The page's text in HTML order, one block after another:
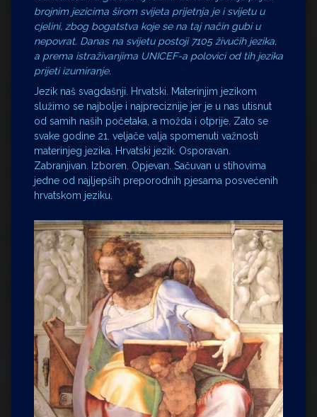
brojnim jezicima širom svijeta prijetnja je i svijetu u
cjelini, zbog bogatstva koje se na taj način gubi u
nepovrat. Danas na svijetu postoji 7105 živućih jezika,
a prema istraživanjima UNICEF-a polovici od tih jezika
prijeti izumiranje.
Jezik naš svagdašnji. Hrvatski. Materinjim jezikom
služimo se najbolje i najpreciznije jer je u nas utisnut
od samih naših početaka, a možda i otprije. Zato se
svake godine 21. veljače valja spomenuti važnosti
materinjeg jezika. Hrvatski jezik. Osporavan.
Zabranjivan. Izboren. Opjevan. Sačuvan u stihovima
jedne od najljepših preporodnih pjesama posvećenih
hrvatskom jeziku.